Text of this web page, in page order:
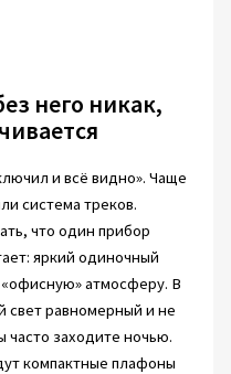
него никак,
и всё видно». Чаще
система треков.
что один прибор
яркий одиночный
атмосферу. В
свет равномерный и не
часто заходите ночью.
компактные плафоны